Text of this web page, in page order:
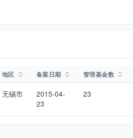
地区 备案日期 管理基金数
无锡市
2015-04-
23
23